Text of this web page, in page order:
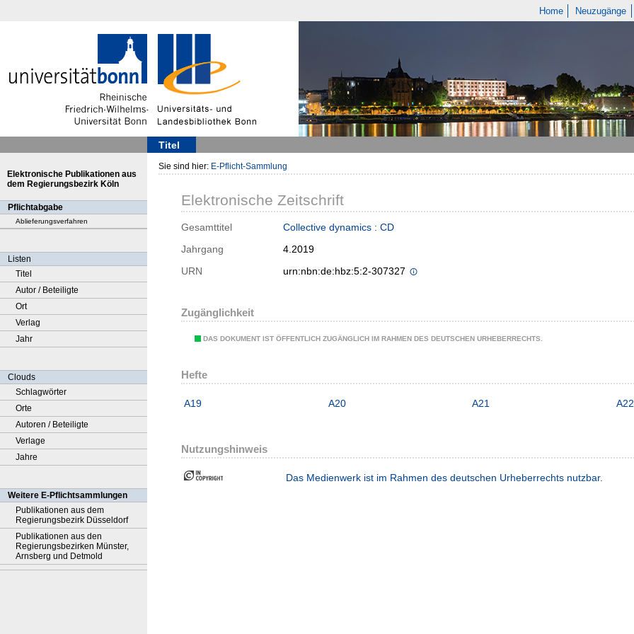
Home Neuzugänge
Titel
Elektronische Publikationen aus
dem Regierungsbezirk Köln
Pflichtabgabe
Ablieferungsverfahren
Listen
Titel
Autor / Beteiligte
Ort
Verlag
Jahr
Clouds
Schlagwörter
Orte
Autoren / Beteiligte
Verlage
Jahre
Weitere E-Pflichtsammlungen
Publikationen aus dem
Regierungsbezirk Düsseldorf
Publikationen aus den
Regierungsbezirken Münster,
Arnsberg und Detmold
Sie sind hier: E-Pflicht-Sammlung
Elektronische Zeitschrift
Gesamttitel
Collective dynamics : CD
Jahrgang
4.2019
URN
urn:nbn:de:hbz:5:2-307327
Zugänglichkeit
DAS DOKUMENT IST ÖFFENTLICH ZUGÄNGLICH IM RAHMEN DES DEUTSCHEN URHEBERRECHTS.
Hefte
A19 A20 A21 A22
Nutzungshinweis
Das Medienwerk ist im Rahmen des deutschen Urheberrechts nutzbar.